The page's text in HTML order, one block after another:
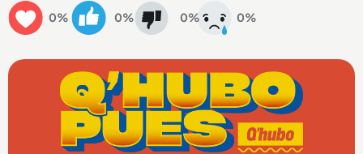
0% 0% 0% 0%